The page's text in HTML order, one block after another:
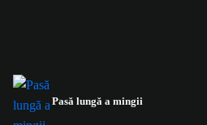
Pasă lungă a mingii